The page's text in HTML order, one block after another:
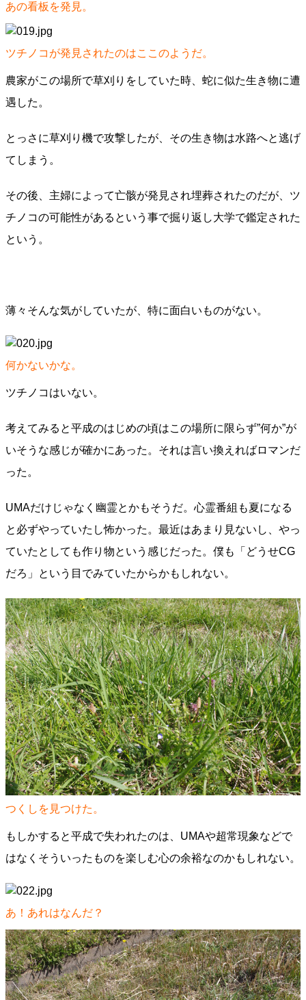
あの看板を発見。
ツチノコが発見されたのはここのようだ。
農家がこの場所で草刈りをしていた時、蛇に似た生き物に遭
遇した。
とっさに草刈り機で攻撃したが、その生き物は水路へと逃げ
てしまう。
その後、主婦によって亡骸が発見され埋葬されたのだが、ツ
チノコの可能性があるという事で掘り返し大学で鑑定された
という。
薄々そんな気がしていたが、特に面白いものがない。
何かないかな。
ツチノコはいない。
考えてみると平成のはじめの頃はこの場所に限らず”何か”が
いそうな感じが確かにあった。それは言い換えればロマンだ
った。
UMAだけじゃなく幽霊とかもそうだ。心霊番組も夏になる
と必ずやっていたし怖かった。最近はあまり見ないし、やっ
ていたとしても作り物という感じだった。僕も「どうせCG
だろ」という目でみていたからかもしれない。
つくしを見つけた。
もしかすると平成で失われたのは、UMAや超常現象などで
はなくそういったものを楽しむ心の余裕なのかもしれない。
あ！あれはなんだ？